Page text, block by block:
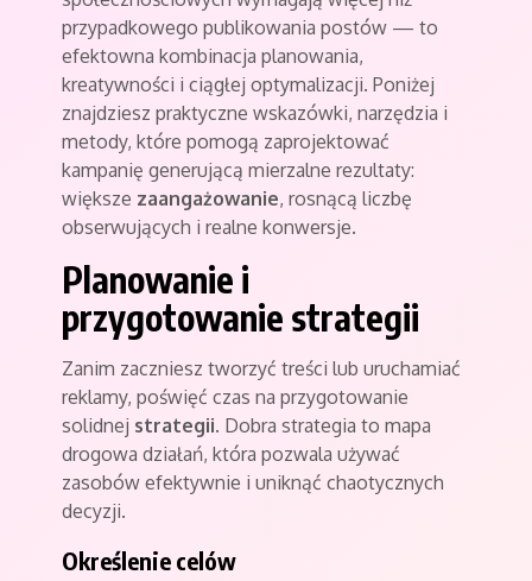
przypadkowego publikowania postów — to
efektowna kombinacja planowania,
kreatywności i ciągłej optymalizacji. Poniżej
znajdziesz praktyczne wskazówki, narzędzia i
metody, które pomogą zaprojektować
kampanię generującą mierzalne rezultaty:
większe zaangażowanie, rosnącą liczbę
obserwujących i realne konwersje.
Planowanie i
przygotowanie strategii
Zanim zaczniesz tworzyć treści lub uruchamiać
reklamy, poświęć czas na przygotowanie
solidnej strategii. Dobra strategia to mapa
drogowa działań, która pozwala używać
zasobów efektywnie i uniknąć chaotycznych
decyzji.
Określenie celów